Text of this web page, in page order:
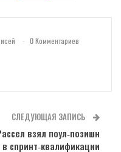
0 Комментариев
СЛЕДУЮЩАЯ ЗАПИСЬ
взял поул‑позишн
в спринт‑квалификации